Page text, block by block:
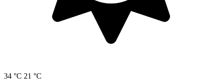
34 °C 21 °C